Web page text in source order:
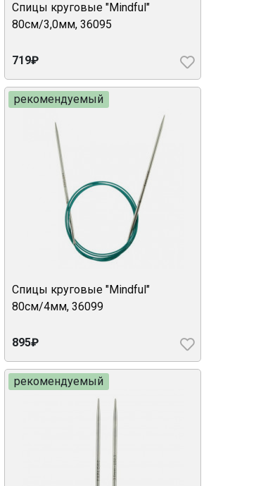
Спицы круговые "Mindful"
80см/3,0мм, 36095
719₽
Спицы круговые "Mindful"
80см/4мм, 36099
895₽
рекомендуемый
рекомендуемый